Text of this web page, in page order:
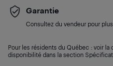
Garantie
Consultez du vendeur pour plus
Pour les résidents du Québec : voir la
disponibilité dans la section